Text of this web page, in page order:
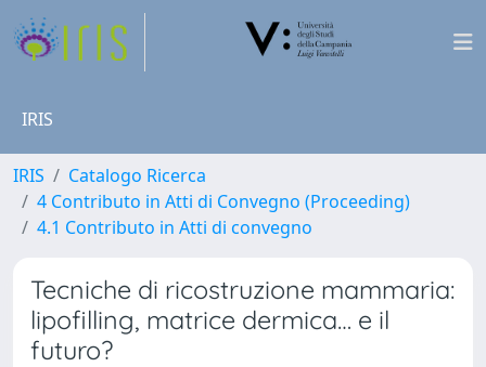
IRIS
IRIS
Catalogo Ricerca
4 Contributo in Atti di Convegno (Proceeding)
4.1 Contributo in Atti di convegno
Tecniche di ricostruzione mammaria:
lipofilling, matrice dermica… e il
futuro?